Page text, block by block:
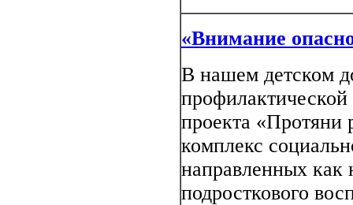
«Внимание
В нашем детском
проекта «Протяни
комплекс
направленных как
подросткового